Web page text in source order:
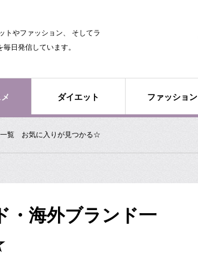
トやファッション、 そしてラ
日発信しています。
ダイエット ファッション
一覧 お気に入りが見つかる☆
・海外ブランド一